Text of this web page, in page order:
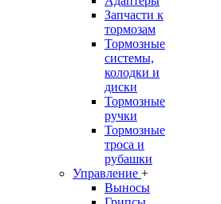
Запчасти к
тормозам
Тормозные
системы,
колодки и
диски
Тормозные
ручки
Тормозные
троса и
рубашки
Управление +
Выносы